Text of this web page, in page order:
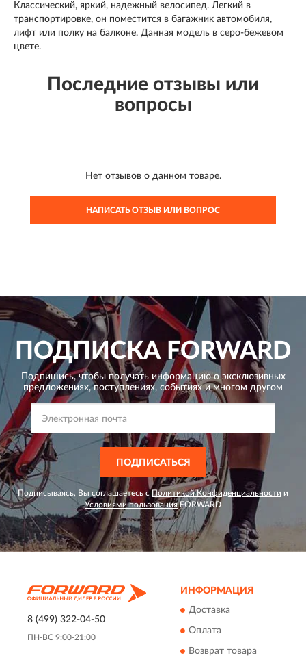
Классический, яркий, надежный велосипед. Легкий в
транспортировке, он поместится в багажник автомобиля,
лифт или полку на балконе. Данная модель в серо-бежевом
цвете.
Последние отзывы или
вопросы
Нет отзывов о данном товаре.
НАПИСАТЬ ОТЗЫВ ИЛИ ВОПРОС
ПОДПИСКА FORWARD
Подпишись, чтобы получать информацию о эксклюзивных
предложениях,поступлениях, событиях и многом другом
ПОДПИСАТЬСЯ
Подписываясь, Вы соглашаетесь сПолитикой Конфиденциальности и
Условиями пользованияFORWARD
8 (499) 322-04-50
ПН-ВС 9:00-21:00
ИНФОРМАЦИЯ
Доставка
Оплата
Возврат товара